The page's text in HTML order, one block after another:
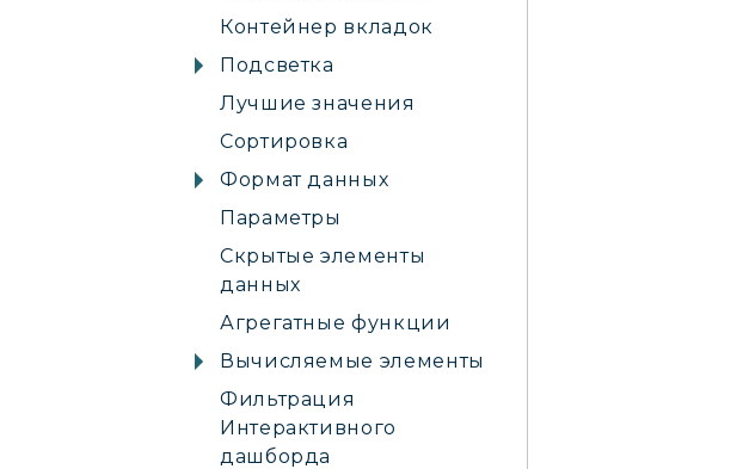
Контейнер вкладок
Подсветка
Лучшие значения
Сортировка
Формат данных
Параметры
Скрытые элементы
данных
Агрегатные функции
Вычисляемые элементы
Фильтрация
Интерактивного
дашборда